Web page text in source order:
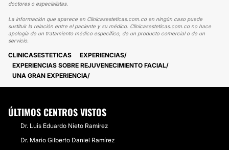
doctores o especialistas.
La información que aparece en Clinicasesteticas.com.co en ningún caso puede
sustituir la relación entre el paciente y su médico. Clinicasesteticas.com.co no hace
apología de un tratamiento médico específico, de un producto comercial o de un
servicio.
CLINICASESTETICAS
EXPERIENCIAS
EXPERIENCIAS SOBRE REJUVENECIMIENTO FACIAL
UNA GRAN EXPERIENCIA
ÚLTIMOS CENTROS VISTOS
Dr. Luis Eduardo Nieto Ramírez
Dr. Mario Gilberto Daniel Ramírez